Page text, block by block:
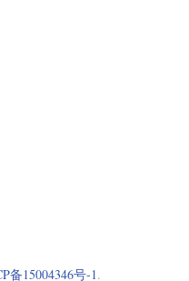
备15004346号-1.